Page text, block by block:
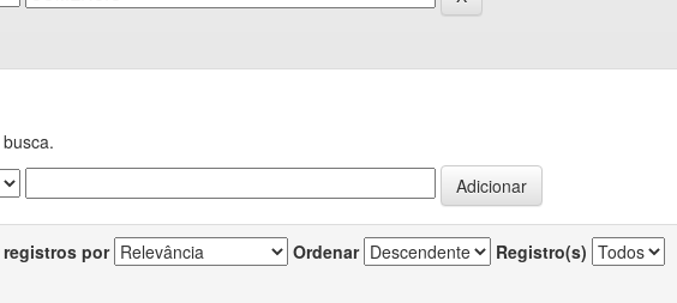
registros por Ordenar Registro(s)